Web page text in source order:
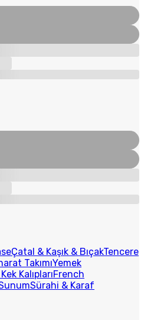
Çatal & Kaşık & BıçakTencere
TakımıYemek
KalıplarıFrench
Sürahi & Karaf